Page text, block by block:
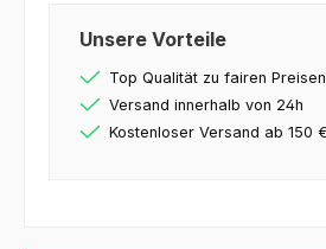
Unsere Vorteile
Top Qualität zu fairen Preisen
Versand innerhalb von 24h
Kostenloser Versand ab 150